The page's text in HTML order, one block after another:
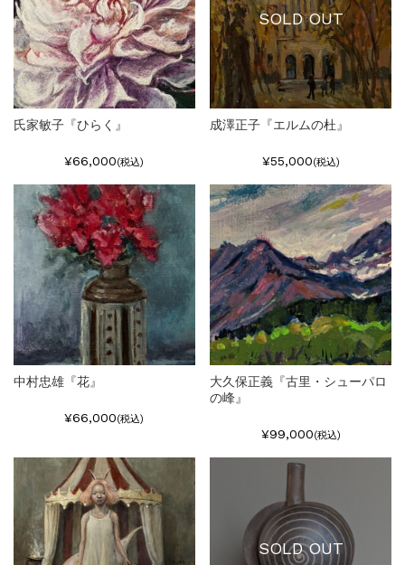
氏家敏子『ひらく』
¥66,000(税込)
SOLD OUT
成澤正子『エルムの杜』
¥55,000(税込)
中村忠雄『花』
¥66,000(税込)
大久保正義『古里・シューパロ
の峰』
¥99,000(税込)
SOLD OUT